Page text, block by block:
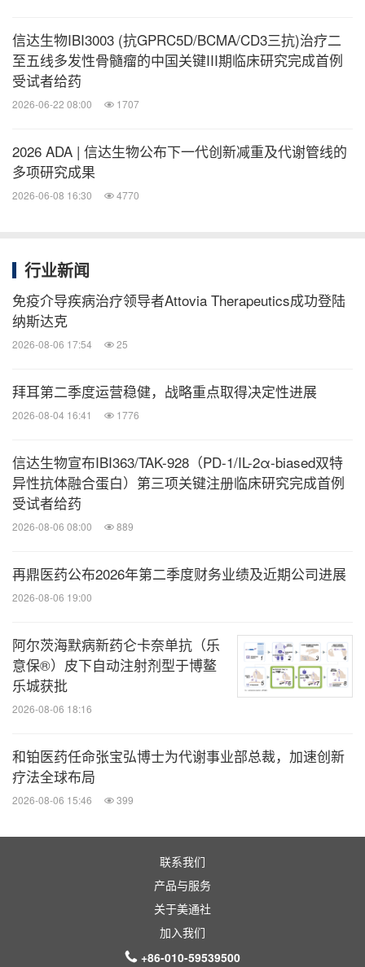
单药用于晚期/转移性食管鳞癌二线治疗的II期临床
研究；
线治疗的III期临床研究。
关于信达生物
物药，是信达生物的使命和目标。信达生物成立于
2011年，致力于研发、生产和销售肿瘤、自身免疫、
代谢、眼科等重大疾病领域的创新药物，让我们的工
市，它们分别是信迪利单抗注射液（达伯舒®），贝
伐珠单抗注射液（达攸同
替尼片（达伯坦®），奥雷巴替尼片（耐立克®），
雷莫西尤单抗注射液（希冉择
（睿妥®），伊基奥仑赛注射液（福可苏
匹妥布替尼片（捷帕力®），己二酸他雷替尼胶囊
还有4个品种在NMPA审评中，2个新药分子进入III期
或关键性临床研究，另外还有17个新药品种已进入临
床研究。
MD Anderson 癌症中心等国际合作方达成30多项战
略合作。信达生物在不断自研创新药物、谋求自身发
心系患者并关注患者家庭，积极履行社会责任。公司
陆续发起、参与了多项药品公益援助项目，让越来越
多的患者能够得益于生命科学的进步，买得到、用得
起高质量的生物药。截至目前，信达生物患者援助项
信达生物IBI3003 (抗GPRC5D/BCMA/CD3三抗)治疗二
至五线多发性骨髓瘤的中国关键III期临床研究完成首例
受试者给药
2026-06-22 08:00 1707
2026 ADA | 信达生物公布下一代创新减重及代谢管线的
多项研究成果
2026-06-08 16:30 4770
行业新闻
免疫介导疾病治疗领导者Attovia Therapeutics成功登陆
纳斯达克
2026-08-06 17:54 25
拜耳第二季度运营稳健，战略重点取得决定性进展
2026-08-04 16:41 1776
信达生物宣布IBI363/TAK-928（PD-1/IL-2α-biased双特
异性抗体融合蛋白）第三项关键注册临床研究完成首例
受试者给药
2026-08-06 08:00 889
再鼎医药公布2026年第二季度财务业绩及近期公司进展
2026-08-06 19:00
阿尔茨海默病新药仑卡奈单抗（乐
意保®）皮下自动注射剂型于博鳌
乐城获批
2026-08-06 18:16
和铂医药任命张宝弘博士为代谢事业部总裁，加速创新
疗法全球布局
2026-08-06 15:46 399
联系我们
产品与服务
关于美通社
加入我们
+86-010-59539500